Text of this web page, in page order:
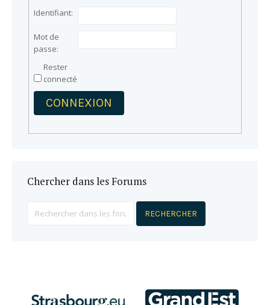
Identifiant:
Mot de
passe:
Rester
connecté
CONNEXION
Chercher dans les Forums